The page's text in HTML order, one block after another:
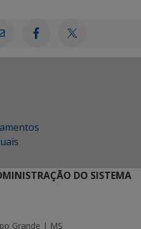
DO SISTEMA
Grande | MS